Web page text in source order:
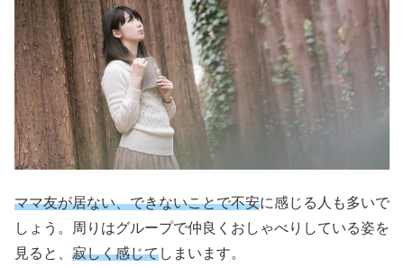
ママ友が居ない、できないことで不安に感じる人も多いで
しょう。周りはグループで仲良くおしゃべりしている姿を
見ると、 寂しく感じてしまいます。